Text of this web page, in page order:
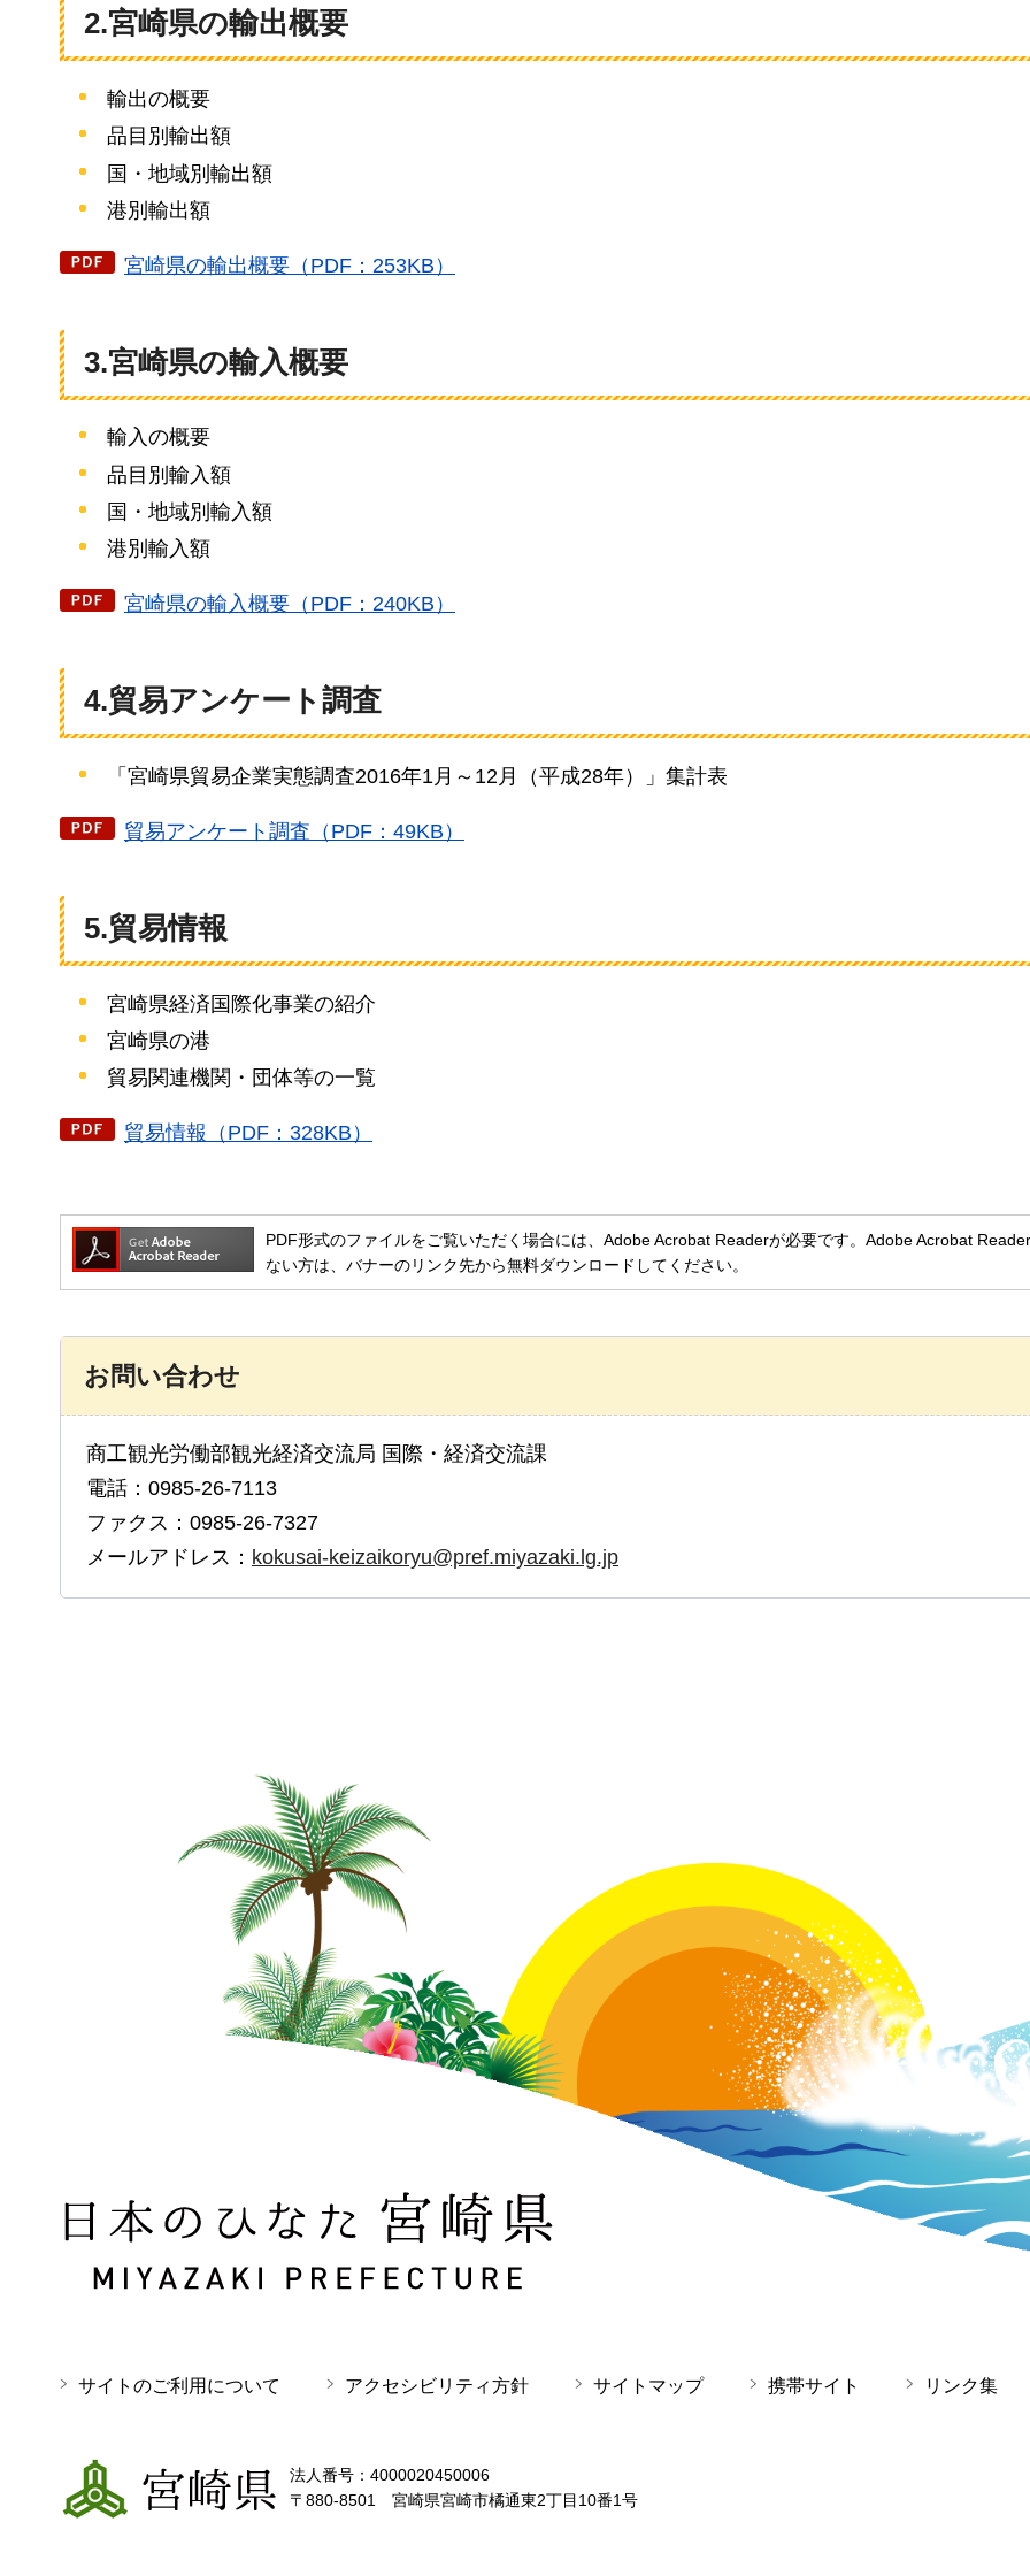
2.宮崎県の輸出概要
輸出の概要
品目別輸出額
国・地域別輸出額
港別輸出額
宮崎県の輸出概要（PDF：253KB）
3.宮崎県の輸入概要
輸入の概要
品目別輸入額
国・地域別輸入額
港別輸入額
宮崎県の輸入概要（PDF：240KB）
4.貿易アンケート調査
「宮崎県貿易企業実態調査2016年1月～12月（平成28年）」集計表
貿易アンケート調査（PDF：49KB）
5.貿易情報
宮崎県経済国際化事業の紹介
宮崎県の港
貿易関連機関・団体等の一覧
貿易情報（PDF：328KB）
PDF形式のファイルをご覧いただく場合には、Adobe Acrobat Readerが必要です。Adobe Acrobat
ない方は、バナーのリンク先から無料ダウンロードしてください。
お問い合わせ
商工観光労働部観光経済交流局 国際・経済交流課
電話：0985-26-7113
ファクス：0985-26-7327
メールアドレス： kokusai-keizaikoryu@pref.miyazaki.lg.jp
日本のひなた 宮崎県 MIYAZAKI PREFECTURE
サイトのご利用について アクセシビリティ方針 サイトマップ 携帯サイト リンク集
宮崎県
法人番号：4000020450006
〒880-8501 宮崎県宮崎市橘通東2丁目10番1号